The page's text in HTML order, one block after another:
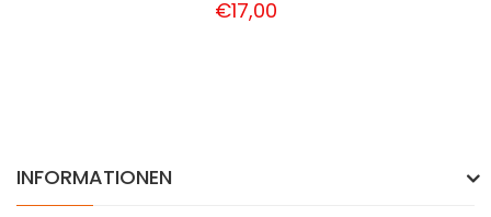
€17,00
INFORMATIONEN